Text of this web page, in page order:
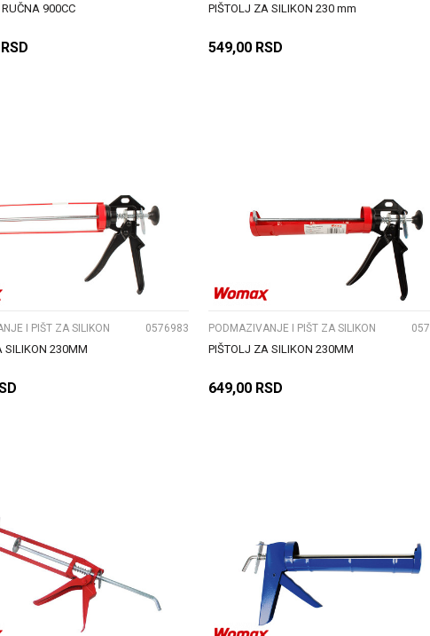
900CC
RSD
PIŠTOLJ ZA SILIKON 230 mm
549,00 RSD
UPOREDI
I PIŠT ZA SILIKON 0576983
SILIKON 230MM
UPOREDI
PODMAZIVANJE I PIŠT ZA SILIKON
PIŠTOLJ ZA SILIKON 230MM
649,00 RSD
UPOREDI UPOREDI